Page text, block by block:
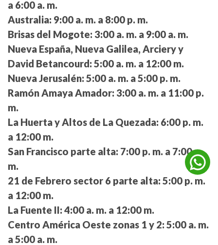
a 6:00 a. m.
Australia: 9:00 a. m. a 8:00 p. m.
Brisas del Mogote: 3:00 a. m. a 9:00 a. m.
Nueva España, Nueva Galilea, Arciery y
David Betancourd: 5:00 a. m. a 12:00 m.
Nueva Jerusalén: 5:00 a. m. a 5:00 p. m.
Ramón Amaya Amador: 3:00 a. m. a 11:00 p.
m.
La Huerta y Altos de La Quezada: 6:00 p. m.
a 12:00 m.
San Francisco parte alta: 7:00 p. m. a 7:00 a.
m.
21 de Febrero sector 6 parte alta: 5:00 p. m.
a 12:00 m.
La Fuente II: 4:00 a. m. a 12:00 m.
Centro América Oeste zonas 1 y 2: 5:00 a. m.
a 5:00 a. m.